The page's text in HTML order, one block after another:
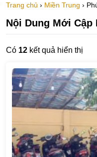
Trang chủ › Miền Trung ›
Nội Dung Mới Cập
Có 12 kết quả hiển thị